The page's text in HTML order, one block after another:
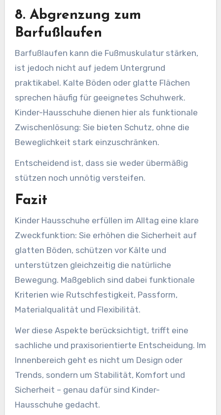
8. Abgrenzung zum
Barfußlaufen
Barfußlaufen kann die Fußmuskulatur stärken,
ist jedoch nicht auf jedem Untergrund
praktikabel. Kalte Böden oder glatte Flächen
sprechen häufig für geeignetes Schuhwerk.
Kinder-Hausschuhe dienen hier als funktionale
Zwischenlösung: Sie bieten Schutz, ohne die
Beweglichkeit stark einzuschränken.
Entscheidend ist, dass sie weder übermäßig
stützen noch unnötig versteifen.
Fazit
Kinder Hausschuhe erfüllen im Alltag eine klare
Zweckfunktion: Sie erhöhen die Sicherheit auf
glatten Böden, schützen vor Kälte und
unterstützen gleichzeitig die natürliche
Bewegung. Maßgeblich sind dabei funktionale
Kriterien wie Rutschfestigkeit, Passform,
Materialqualität und Flexibilität.
Wer diese Aspekte berücksichtigt, trifft eine
sachliche und praxisorientierte Entscheidung. Im
Innenbereich geht es nicht um Design oder
Trends, sondern um Stabilität, Komfort und
Sicherheit – genau dafür sind Kinder-
Hausschuhe gedacht.